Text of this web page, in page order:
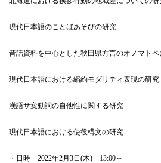
現代日本語のことばあそびの研究
昔話資料を中心とした秋田県方言のオノマト
現代日本語における縮約モダリティ表現の研究
漢語サ変動詞の自他性に関する研究
現代日本語における使役構文の研究
・日時 2022年2月 3日 (木) 13:00～